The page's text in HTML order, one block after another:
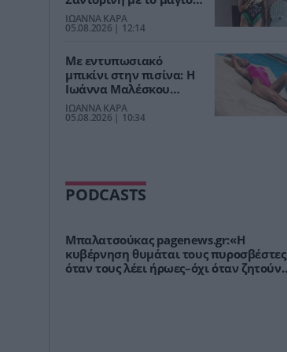
της [pic]
ΙΩΑΝΝΑ ΚΑΡΑ
05.08.2026 | 12:14
Με εντυπωσιακό
μπικίνι στην πισίνα: Η
Ιωάννα Μαλέσκου
μαγνήτισε τα βλέμματα
στη Μύκονο [pics]
ΙΩΑΝΝΑ ΚΑΡΑ
05.08.2026 | 10:34
PODCASTS
Μπαλατσούκας pagenews.gr:«Η
κυβέρνηση θυμάται τους πυροσβέστες
όταν τους λέει ήρωες–όχι όταν ζητούν